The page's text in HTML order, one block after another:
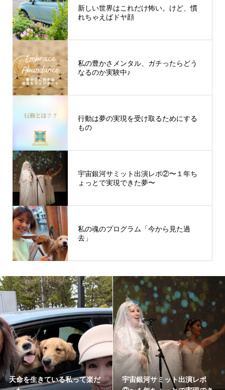
新しい世界はこれだけ怖い。けど、慣
れちゃえばドヤ顔
私の豊かさメンタル、ガチったらどう
なるのか実験中♪
行動は夢の実現を受け取るためにする
もの
宇宙銀河サミット出演レポ②〜１年ち
ょっとで実現できた夢〜
私の魂のプログラム「今から見た過
去」
天命を生きている私って楽だ
宇宙銀河サミット出演レポ